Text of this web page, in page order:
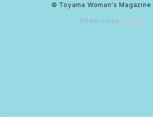
© Toyama Woman's Magazine
Powered by